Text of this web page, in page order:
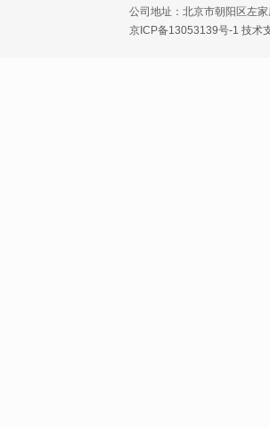
公司地址：北京市朝阳区左
京ICP备13053139号-1 技术